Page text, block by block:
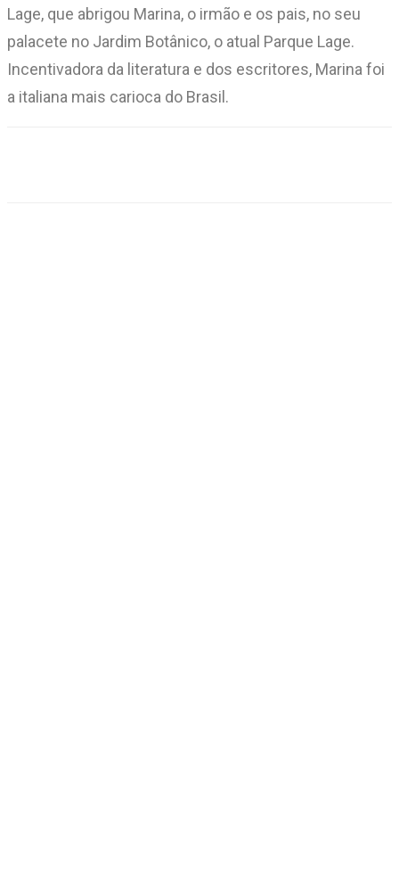
Lage, que abrigou Marina, o irmão e os pais, no seu
palacete no Jardim Botânico, o atual Parque Lage.
Incentivadora da literatura e dos escritores, Marina foi
a italiana mais carioca do Brasil.